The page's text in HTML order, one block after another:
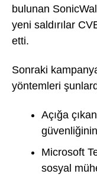
bulunan
yeni saldırılar
etti.
Sonraki
yöntemleri
Açığa
Microsoft
sosyal